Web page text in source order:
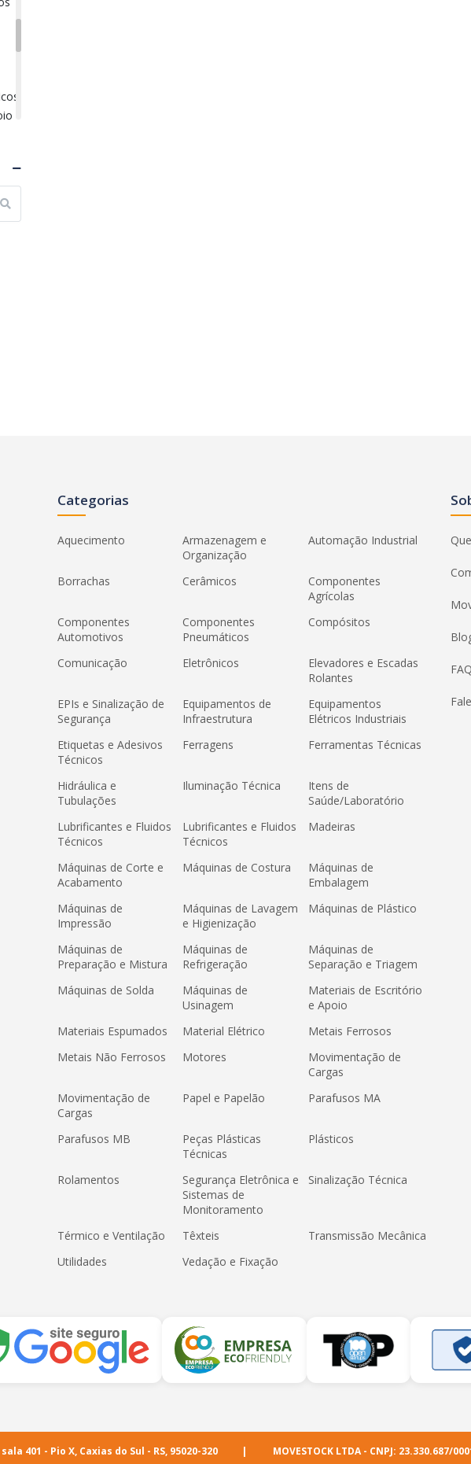
Categorias
Aquecimento
Armazenagem e
Organização
Automação Industrial
Borrachas Cerâmicos
Componentes
Agrícolas
Componentes
Automotivos
Componentes
Pneumáticos
Compósitos
Comunicação Eletrônicos
Elevadores e Escadas
Rolantes
EPIs e Sinalização de
Segurança
Equipamentos de
Infraestrutura
Equipamentos
Elétricos Industriais
Etiquetas e Adesivos
Técnicos
Ferragens Ferramentas Técnicas
Hidráulica e
Tubulações
Iluminação Técnica
Itens de
Saúde/Laboratório
Lubrificantes e Fluidos
Técnicos
Lubrificantes e Fluidos
Técnicos
Madeiras
Máquinas de Corte e
Acabamento
Máquinas de Costura
Máquinas de
Embalagem
Máquinas de
Impressão
Máquinas de Lavagem
e Higienização
Máquinas de Plástico
Máquinas de
Preparação e Mistura
Máquinas de
Refrigeração
Máquinas de
Separação e Triagem
Máquinas de Solda
Máquinas de
Usinagem
Materiais de Escritório
e Apoio
Materiais Espumados
Material Elétrico
Metais Ferrosos
Metais Não Ferrosos
Motores
Movimentação de
Cargas
Movimentação de
Cargas
Papel e Papelão Parafusos MA
Parafusos MB
Peças Plásticas
Técnicas
Plásticos
Rolamentos
Segurança Eletrônica e
Sistemas de
Monitoramento
Sinalização Técnica
Térmico e Ventilação Têxteis
Transmissão Mecânica
Utilidades
Vedação e Fixação
FAQ
401 - Pio X, Caxias do Sul - RS, 95020-320 MOVESTOCK LTDA - CNPJ: 23.330.687/